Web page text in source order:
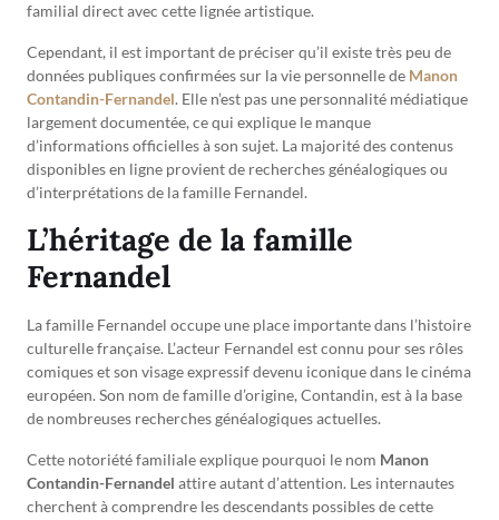
familial direct avec cette lignée artistique.
Cependant, il est important de préciser qu’il existe très peu de
données publiques confirmées sur la vie personnelle de Manon
Contandin-Fernandel. Elle n’est pas une personnalité médiatique
largement documentée, ce qui explique le manque
d’informations officielles à son sujet. La majorité des contenus
disponibles en ligne provient de recherches généalogiques ou
d’interprétations de la famille Fernandel.
L’héritage de la famille
Fernandel
La famille Fernandel occupe une place importante dans l’histoire
culturelle française. L’acteur Fernandel est connu pour ses rôles
comiques et son visage expressif devenu iconique dans le cinéma
européen. Son nom de famille d’origine, Contandin, est à la base
de nombreuses recherches généalogiques actuelles.
Cette notoriété familiale explique pourquoi le nom Manon
Contandin-Fernandel attire autant d’attention. Les internautes
cherchent à comprendre les descendants possibles de cette